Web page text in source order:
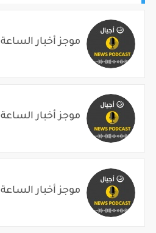
موجز أخبار الساعة 2 م 2026/08/07
موجز أخبار الساعة 1 م 2026/08/07
موجز أخبار الساعة 12 م 2026/08/07